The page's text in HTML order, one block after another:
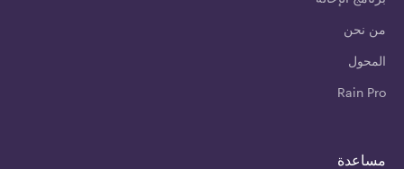
من نحن
المحول
Rain Pro
مساعدة